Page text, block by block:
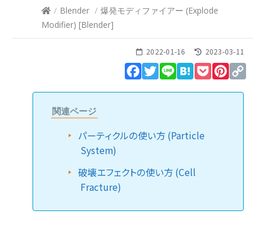
/ Blender / 爆発モディファイアー (Explode
Modifier) [Blender]
2022-01-16 2023-03-11
Facebook
Twitter
Line HatenaPocket
関連ページ
パーティクルの使い方 (Particle
System)
破壊エフェクトの使い方 (Cell
Fracture)